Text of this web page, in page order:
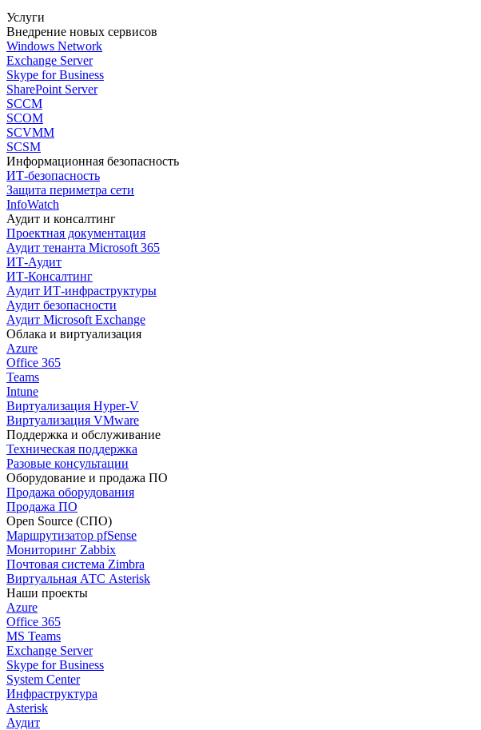
Услуги
Внедрение новых сервисов
Windows Network
Exchange Server
Skype for Business
SharePoint Server
SCCM
SCOM
SCVMM
SCSM
Информационная безопасность
ИТ-безопасность
Защита периметра сети
InfoWatch
Аудит и консалтинг
Проектная документация
Аудит тенанта Microsoft 365
ИТ-Аудит
ИТ-Консалтинг
Аудит ИТ-инфраструктуры
Аудит безопасности
Аудит Microsoft Exchange
Облака и виртуализация
Azure
Office 365
Teams
Intune
Виртуализация Hyper-V
Виртуализация VMware
Поддержка и обслуживание
Техническая поддержка
Разовые консультации
Оборудование и продажа ПО
Продажа оборудования
Продажа ПО
Open Source (СПО)
Маршрутизатор pfSense
Мониторинг Zabbix
Почтовая система Zimbra
Виртуальная АТС Asterisk
Наши проекты
Azure
Office 365
MS Teams
Exchange Server
Skype for Business
System Center
Инфраструктура
Asterisk
Аудит